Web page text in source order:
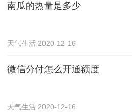
南瓜的热量是多少
天气生活 2020-12-16
微信分付怎么开通额度
天气生活 2020-12-16